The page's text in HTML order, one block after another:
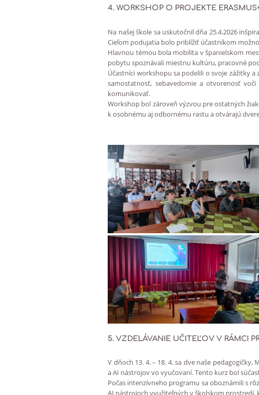
4. WORKSHOP O PROJEKTE
Na našej škole sa uskutočnil dňa 25.4.2026
Cieľom podujatia bolo priblížiť účastníkom
Hlavnou témou bola mobilita v španielskom
pobytu spoznávali miestnu kultúru, pracovné
Účastníci workshopu sa podelili o svoje zážitky
samostatnosť, sebavedomie a otvorenosť
komunikovať.
Workshop bol zároveň výzvou pre ostatných
k osobnému aj odbornému rastu a otvárajú
5. VZDELÁVANIE UČITEĽOV V RÁMCI
V dňoch 13. 4. – 18. 4. sa dve naše
a AI nástrojov vo vyučovaní. Tento kurz bol
Počas intenzívneho programu sa oboznámili s
AI nástrojoch využiteľných v školskom